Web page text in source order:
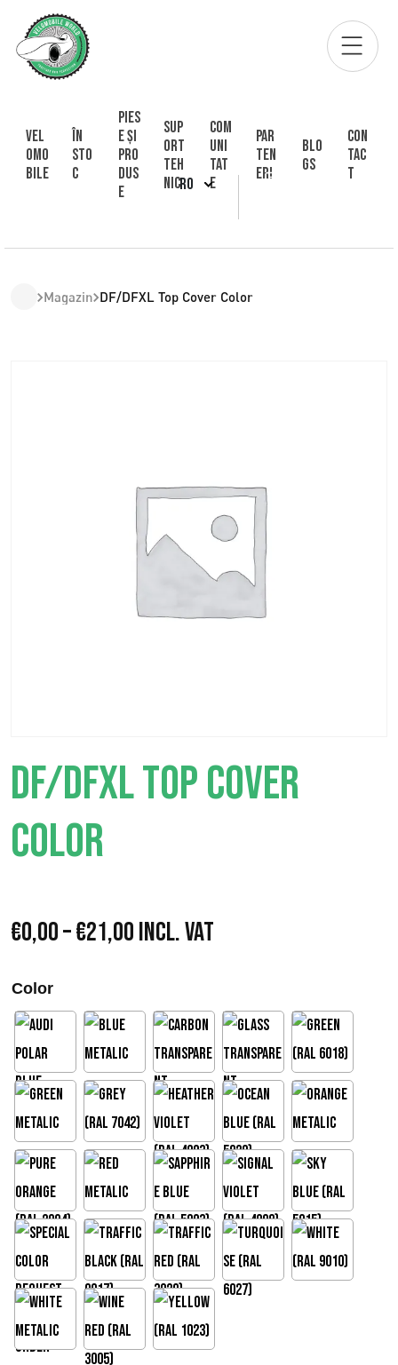
Vel
omo
bile
În
sto
c
Pies
e și
pro
dus
e
Sup
ort
Teh
nic
Com
uni
tat
e
Par
ten
eri
Blo
gs
Con
tac
t
RO
Magazin DF/DFXL Top Cover Color
DF/DFXL TOP COVER
COLOR
€0,00–€21,00
t
r
v
a
d
e
p
e
Incl. VAT
Color